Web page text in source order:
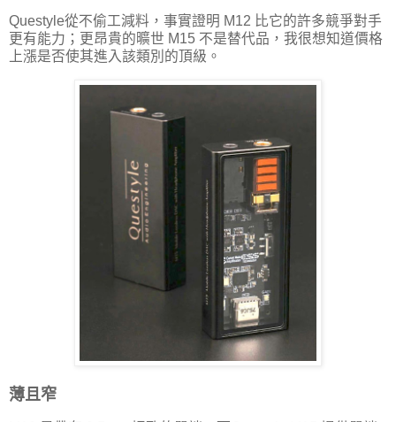
Questyle從不偷工減料，事實證明 M12 比它的許多競爭對手
更有能力；更昂貴的曠世 M15 不是替代品，我很想知道價格
上漲是否使其進入該類別的頂級。
薄且窄